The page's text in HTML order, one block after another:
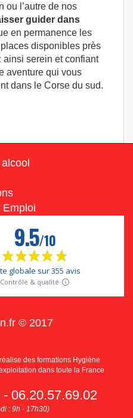
ou l’autre de nos
guider dans
en permanence les
disponibles près
ainsi serein et confiant
aventure qui vous
dans le Corse du sud.
Emploi
© 2017
des formations Hygiène
dans toute la France
06.20.57.69.02
: 9h - 17h30)